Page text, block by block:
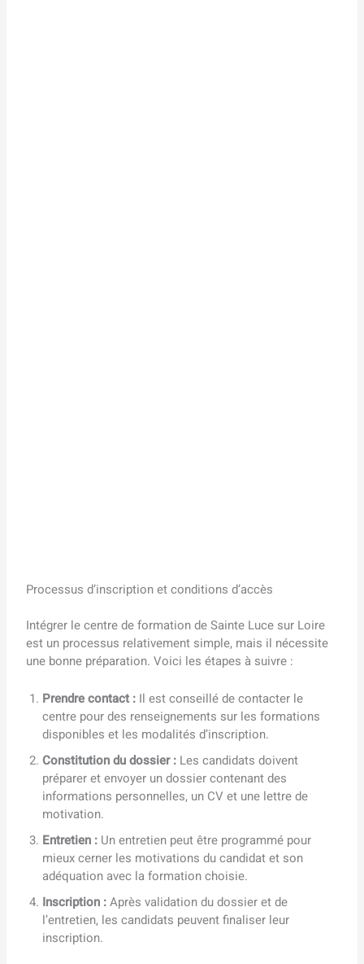
Processus d’inscription et conditions d’accès
Intégrer le centre de formation de Sainte Luce sur Loire
est un processus relativement simple, mais il nécessite
une bonne préparation. Voici les étapes à suivre :
Prendre contact : Il est conseillé de contacter le
centre pour des renseignements sur les formations
disponibles et les modalités d’inscription.
Constitution du dossier : Les candidats doivent
préparer et envoyer un dossier contenant des
informations personnelles, un CV et une lettre de
motivation.
Entretien : Un entretien peut être programmé pour
mieux cerner les motivations du candidat et son
adéquation avec la formation choisie.
Inscription :Après validation du dossier et de
l’entretien, les candidats peuvent finaliser leur
inscription.